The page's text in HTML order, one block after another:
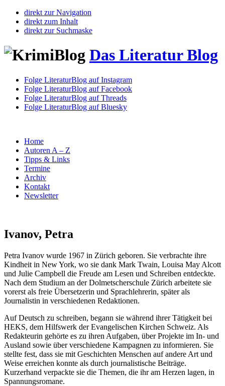
direkt zur Navigation
direkt zum Inhalt
direkt zur Suchmaske
Das Literatur Blog
Folge LiteraturBlog auf Instagram
Folge LiteraturBlog auf Facebook
Folge LiteraturBlog auf Threads
Folge LiteraturBlog auf Bluesky
Home
Autoren A – Z
Tipps & Links
Termine
Archiv
Kontakt
Newsletter
Ivanov, Petra
Petra Ivanov wurde 1967 in Zürich geboren. Sie verbrachte ihre
Kindheit in New York, wo sie dank Mark Twain, Louisa May Alcott
und Julie Campbell die Freude am Lesen und Schreiben entdeckte.
Nach dem Studium an der Dolmetscherschule Zürich arbeitete sie
vorerst als freie Übersetzerin und Sprachlehrerin, später als
Journalistin in verschiedenen Redaktionen.
Auf Deutsch zu schreiben, begann sie während ihrer Tätigkeit bei
HEKS, dem Hilfswerk der Evangelischen Kirchen Schweiz. Als
Redakteurin gehörte es zu ihren Aufgaben, über Projekte im In- und
Ausland sowie über verschiedene Kampagnen zu informieren. Sie
stellte fest, dass sie mit Geschichten Menschen auf andere Art und
Weise erreichen konnte als durch journalistische Beiträge.
Kurzerhand verpackte sie die Themen, die ihr am Herzen lagen, in
Spannungsromane.